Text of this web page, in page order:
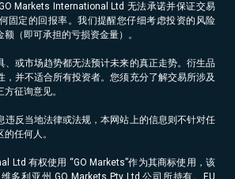
Markets International Ltd 无法承诺并保证交易
固定的回报率。我们提醒您仔细考虑投资的风险
（即可承担的亏损资金量）。
、或市场趋势都无法预计未来的真正走势。衍生品
，并不适合所有投资者。您须充分了解交易所涉及
征询意见。
违反当地法律或法规，本网站上的信息则不针对任
任何人。
Ltd 有权使用 “GO Markets”作为其商标使用，该